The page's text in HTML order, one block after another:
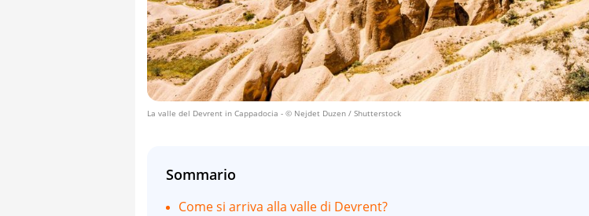
La valle del Devrent in Cappadocia - © Nejdet Duzen / Shutterstock
Sommario
Come si arriva alla valle di Devrent?